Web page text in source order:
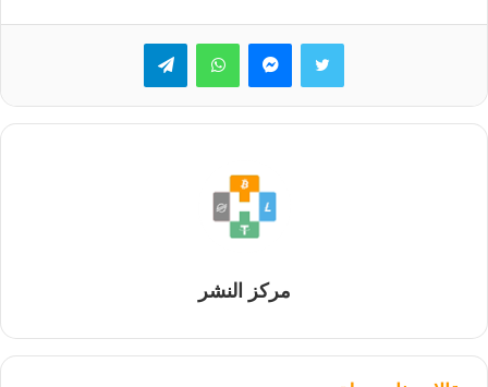
تويتر ماسنجرواتساب تيلقرام
مركز النشر